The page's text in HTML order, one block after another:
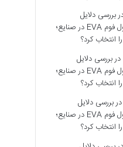
بررسی دلایل
محبوبیت رول فوم EVA در صنایع؛
انتخاب کرد؟
دربررسی دلایل
محبوبیت رول فوم EVA در صنایع؛
انتخاب کرد؟
دربررسی دلایل
محبوبیت رول فوم EVA در صنایع؛
انتخاب کرد؟